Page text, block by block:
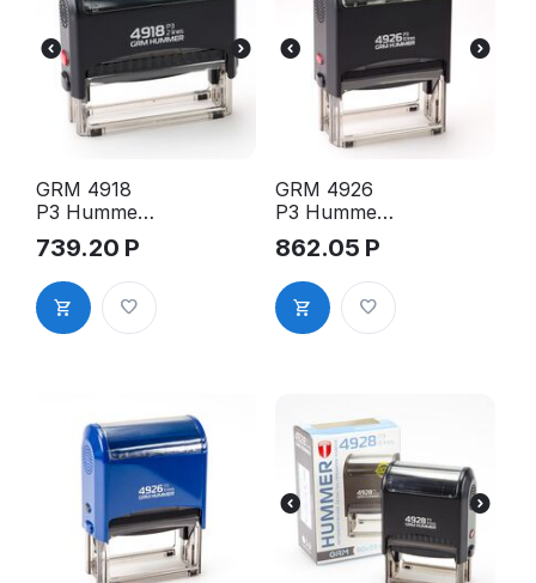
GRM 4918
P3 Hummer
оснастка
для штампа,
75х15мм,
корпус
чёрный
739.20 Р
GRM 4926
P3 Hummer
оснастка
для штампа,
75х38мм,
корпус
чёрный
862.05 Р